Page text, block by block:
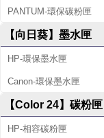
PANTUM-環保碳粉匣
【向日葵】墨水匣
HP-環保墨水匣
Canon-環保墨水匣
【Color 24】碳粉匣
HP-相容碳粉匣